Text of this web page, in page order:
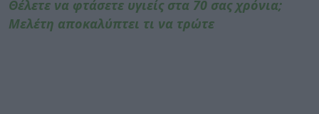
Θέλετε να φτάσετε υγιείς στα 70 σας χρόνια;
Μελέτη αποκαλύπτει τι να τρώτε